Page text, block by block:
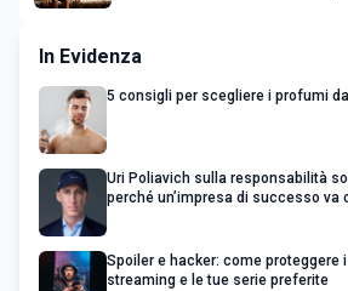
In Evidenza
5 consigli per scegliere i profumi
Uri Poliavich sulla responsabilità
perché un’impresa di successo va
Spoiler e hacker: come proteggere
streaming e le tue serie preferite